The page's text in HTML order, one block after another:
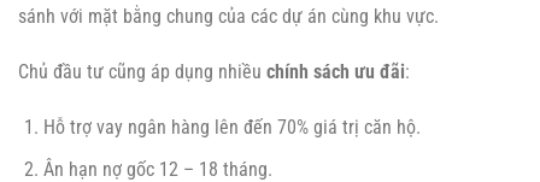
sánh với mặt bằng chung của các dự án cùng khu vực.
Chủ đầu tư cũng áp dụng nhiều chính sách ưu đãi:
Hỗ trợ vay ngân hàng lên đến 70% giá trị căn hộ.
Ân hạn nợ gốc 12 – 18 tháng.